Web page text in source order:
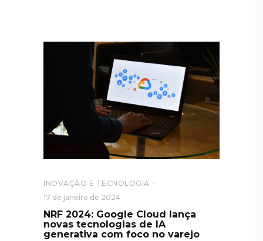
INOVAÇÃO E TECNOLOGIA
17 de janeiro de 2024
NRF 2024: Google Cloud lança
novas tecnologias de IA
generativa com foco no varejo